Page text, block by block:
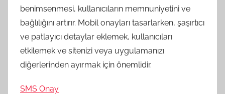
benimsenmesi, kullanıcıların memnuniyetini ve
bağlılığını artırır. Mobil onayları tasarlarken, şaşırtıcı
ve patlayıcı detaylar eklemek, kullanıcıları
etkilemek ve sitenizi veya uygulamanızı
diğerlerinden ayırmak için önemlidir.
SMS Onay